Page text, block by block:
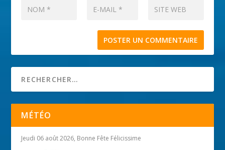
MÉTÉO
Jeudi 06 août 2026, Bonne Fête Félicissime